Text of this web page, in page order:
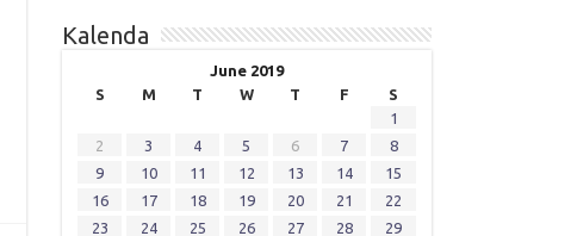
Kalenda
June 2019
S
M T W T F
S
1
2
3 4 5 6 7
8
9
10 11 12 13 14
15
16
17 18 19 20 21
22
23
24 25 26 27 28
29